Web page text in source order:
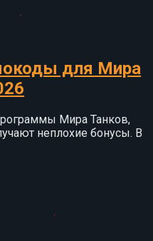
для Мира
Мира Танков,
неплохие бонусы. В